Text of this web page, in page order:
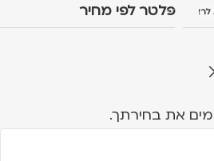
לראש השנהפלטר לפי מחיר
את בחירתך.